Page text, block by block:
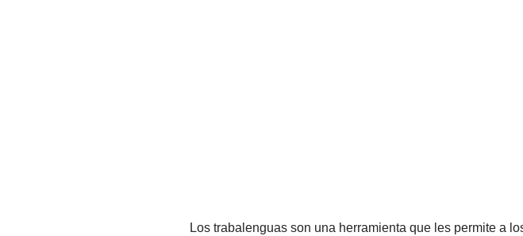
Los trabalenguas son una herramienta que les permite a